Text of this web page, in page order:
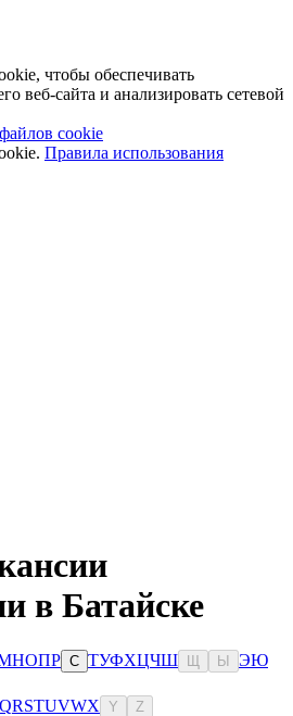
чтобы обеспечивать
веб-сайта и анализировать сетевой
cookie
Правила использования
в Батайске
НОПР С ТУФХЦЧШ Ы ЭЮ
QRSTUVWX Y Z